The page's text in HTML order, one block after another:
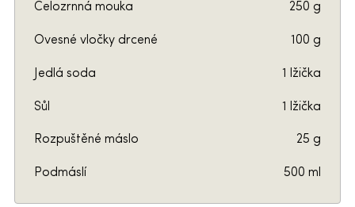
Celozrnná mouka 250 g
Ovesné vločky drcené 100 g
Jedlá soda 1 lžička
Sůl 1 lžička
Rozpuštěné máslo 25 g
Podmáslí 500 ml